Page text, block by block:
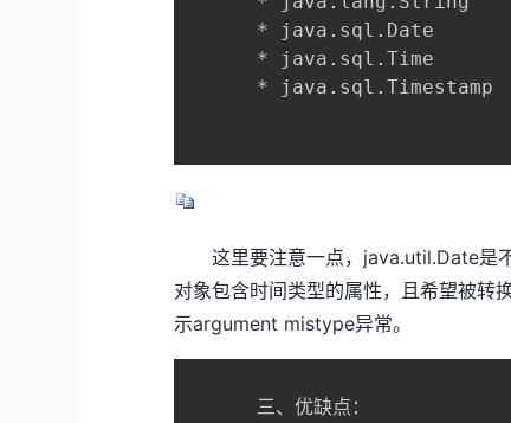
      * java.sql.Date
      * java.sql.Time
      * java.sql.Timestamp
这里要注意一点，java.util.Date是不
对象包含时间类型的属性，且希望被转
示argument mistype异常。
      三、优缺点：